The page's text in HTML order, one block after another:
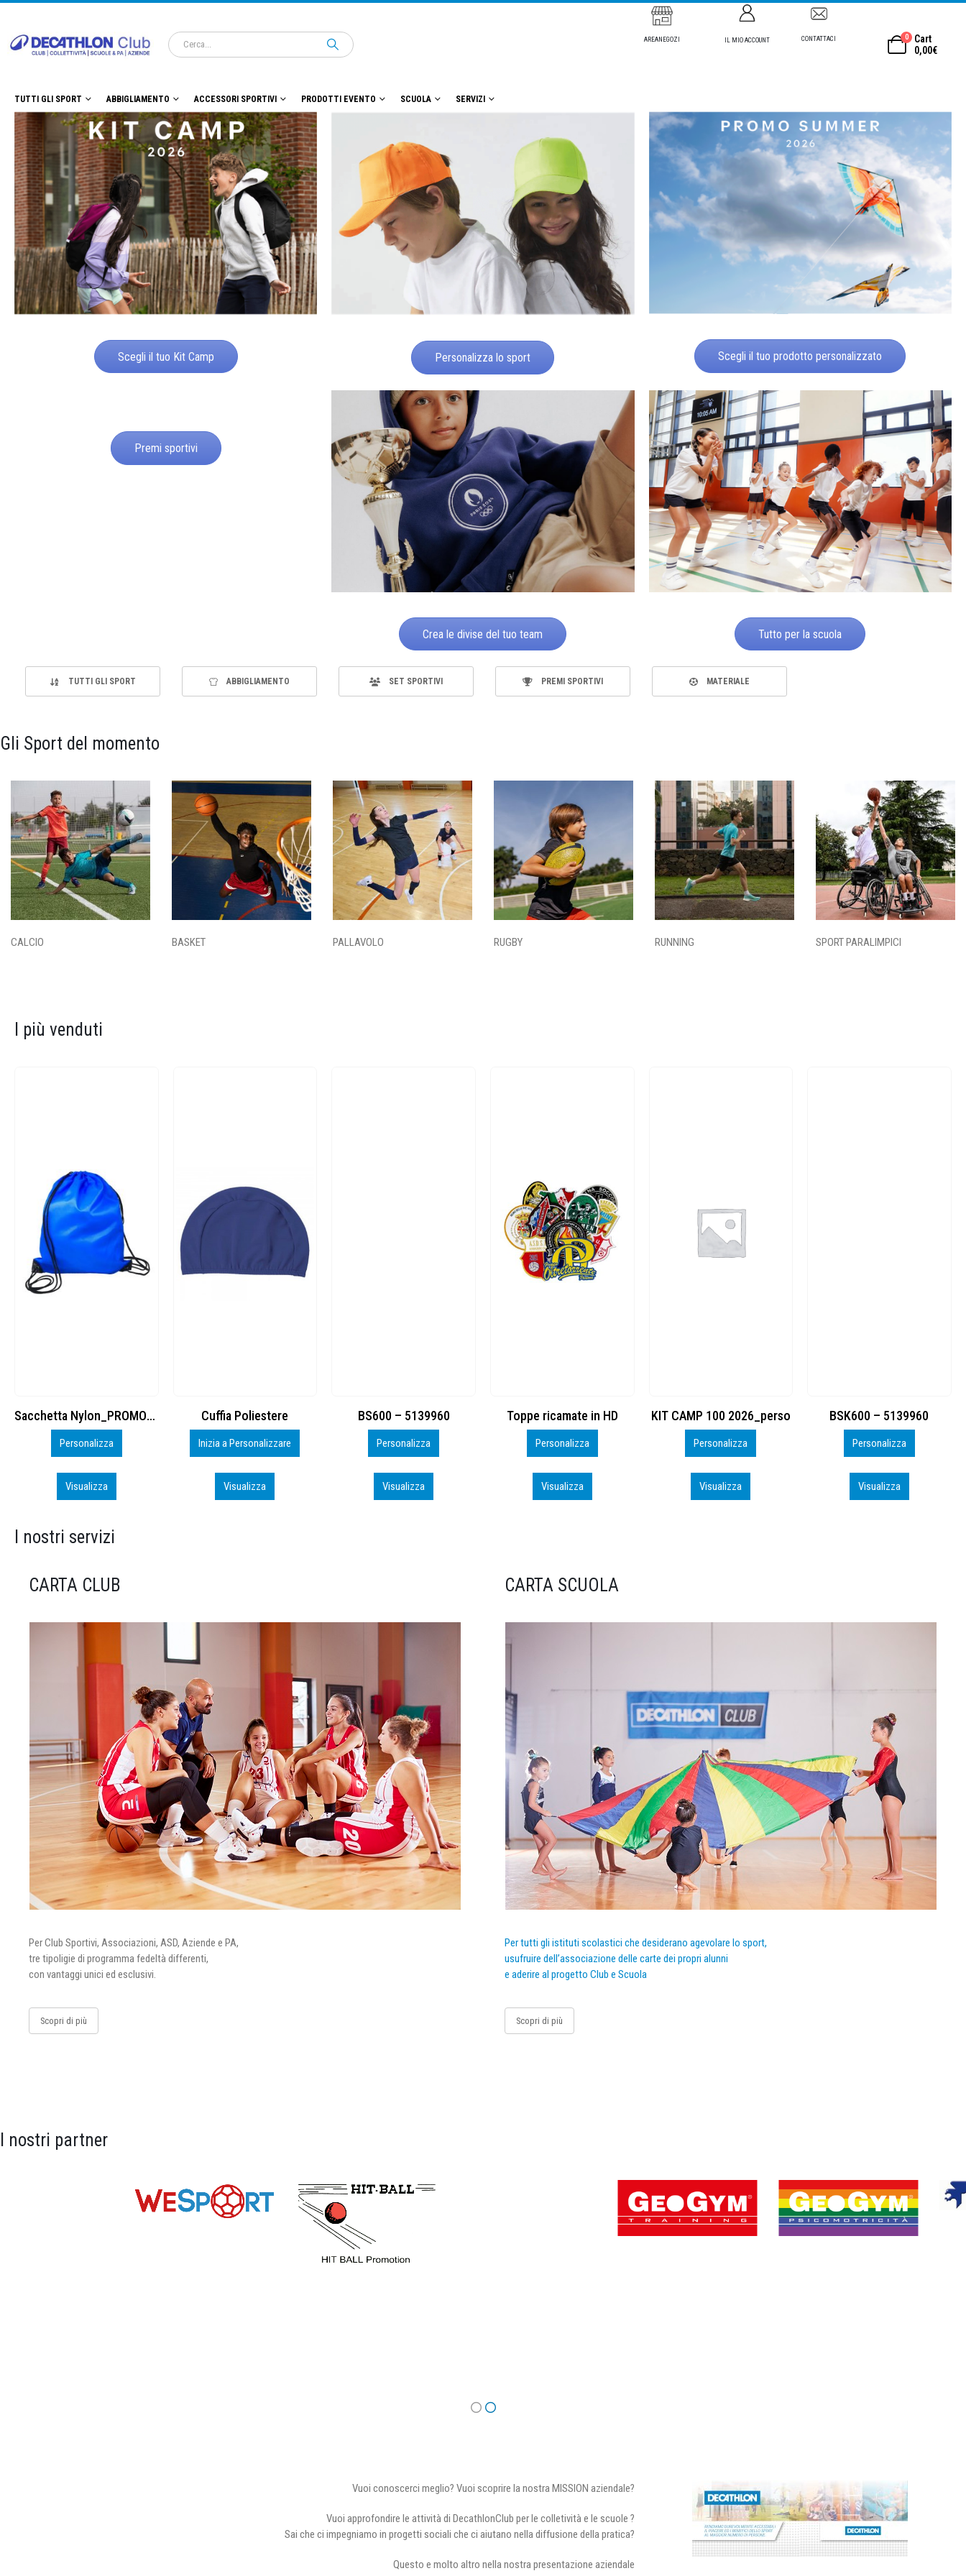
AREANEGOZI IL MIO ACCOUNT CONTATTACI 0
Cart
0,00€
TUTTI GLI SPORT ABBIGLIAMENTO ACCESSORI SPORTIVI PRODOTTI EVENTO SCUOLA SERVIZI
Scegli il tuo Kit Camp Personalizza lo sport Scegli il tuo prodotto personalizzato
Premi sportivi
Crea le divise del tuo team Tutto per la scuola
TUTTI GLI SPORT ABBIGLIAMENTO SET SPORTIVI PREMI SPORTIVI MATERIALE
Gli Sport del momento
CALCIO BASKET PALLAVOLO RUGBY RUNNING SPORT PARALIMPICI
I più venduti
Cuffia Poliestere
Inizia a Personalizzare
Visualizza
BS600 – 5139960
Personalizza
Visualizza
Toppe ricamate in HD
Personalizza
Visualizza
KIT CAMP 100 2026_perso
Personalizza
Visualizza
BSK600 – 5139960
Personalizza
Visualizza
DTF
Personalizza
Visualizza
I nostri servizi
CARTA CLUB
Per Club Sportivi, Associazioni, ASD, Aziende e PA,
tre tipoligie di programma fedeltà differenti,
con vantaggi unici ed esclusivi.
Scopri di più
CARTA SCUOLA
Per tutti gli istituti scolastici che desiderano agevolare lo sport,
usufruire dell’associazione delle carte dei propri alunni
e aderire al progetto Club e Scuola
Scopri di più
I nostri partner
Vuoi conoscerci meglio? Vuoi scoprire la nostra MISSION aziendale?
Vuoi approfondire le attività di DecathlonClub per le colletività e le scuole ?
Sai che ci impegniamo in progetti sociali che ci aiutano nella diffusione della pratica?
Questo e molto altro nella nostra presentazione aziendale